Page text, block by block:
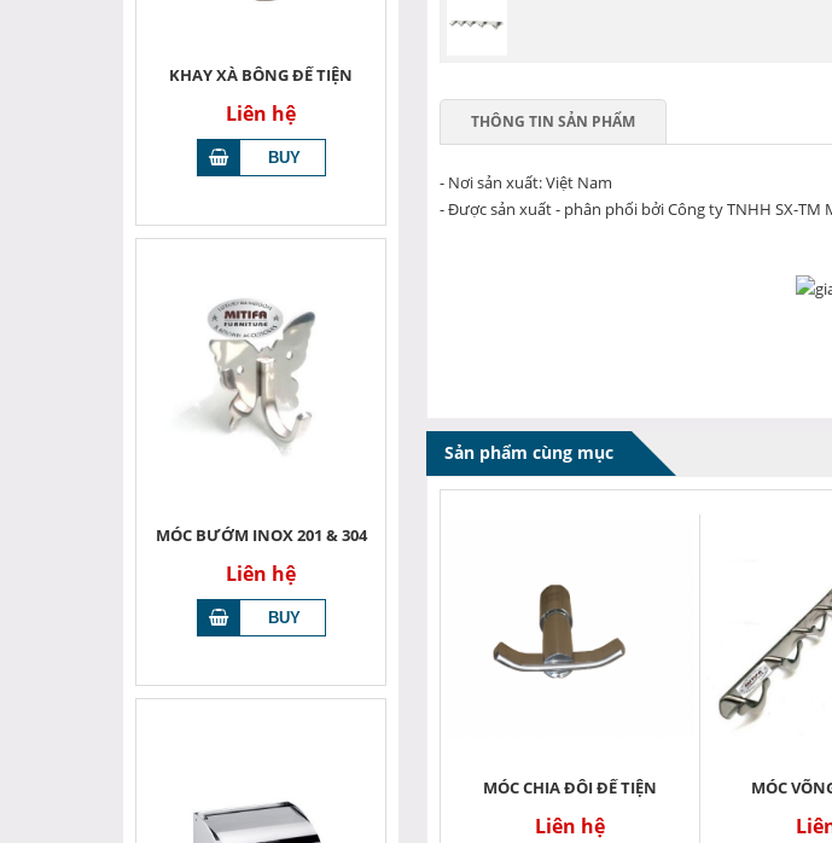
THÔNG TIN SẢN PHẨM
- Nơi sản xuất: Việt Nam
- Được sản xuất - phân phối bởi Công ty TNHH SX-
Sản phẩm cùng mục
MÓC CHIA ĐÔI ĐẾ TIỆN
Liên hệ
MÓC
KHAY XÀ BÔNG ĐẾ TIỆN
Liên hệ
MÓC BƯỚM INOX 201 & 304
Liên hệ